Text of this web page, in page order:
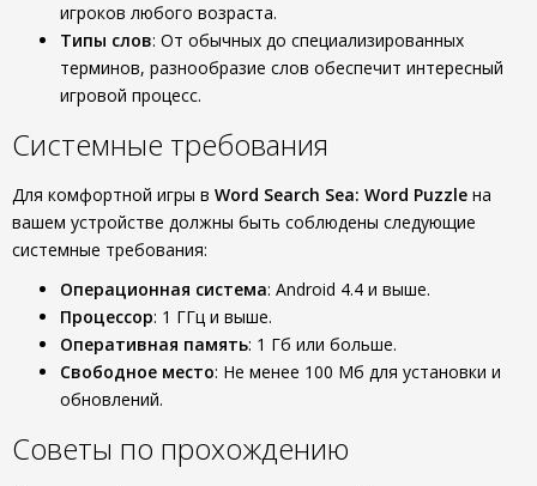
игроков любого возраста.
Типы слов: От обычных до специализированных
терминов, разнообразие слов обеспечит интересный
игровой процесс.
Системные требования
Для комфортной игры в Word Search Sea: Word Puzzle на
вашем устройстве должны быть соблюдены следующие
системные требования:
Операционная система: Android 4.4 и выше.
Процессор: 1 ГГц и выше.
Оперативная память: 1 Гб или больше.
Свободное место: Не менее 100 Мб для установки и
обновлений.
Советы по прохождению